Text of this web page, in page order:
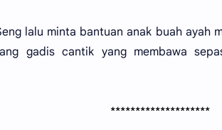
lalu minta bantuan anak buah ayah
gadis cantik yang membawa
********************